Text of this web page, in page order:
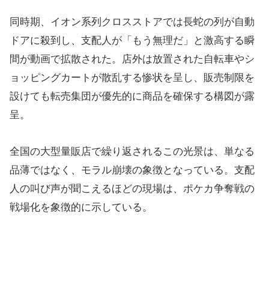
同時期、イオン系列クロスストアでは長蛇の列が自動
ドアに殺到し、支配人が「もう無理だ」と激高する瞬
間が動画で拡散された。店外は放置された自転車やシ
ョッピングカートが散乱する惨状を呈し、販売制限を
設けても転売集団が優先的に商品を確保する構図が露
呈。
全国の大型量販店で繰り返されるこの光景は、単なる
品薄ではなく、モラル崩壊の象徴となっている。支配
人の叫び声が聞こえるほどの現場は、ポケカ争奪戦の
戦場化を象徴的に示している。